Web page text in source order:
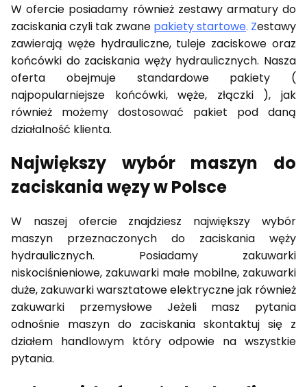
W ofercie posiadamy również zestawy armatury do
zaciskania czyli tak zwane pakiety startowe. Zestawy
zawierają węże hydrauliczne, tuleje zaciskowe oraz
końcówki do zaciskania węży hydraulicznych. Nasza
oferta obejmuje standardowe pakiety (
najpopularniejsze końcówki, węże, złączki ), jak
również możemy dostosować pakiet pod daną
działalność klienta.
Największy wybór maszyn do
zaciskania węzy w Polsce
W naszej ofercie znajdziesz największy wybór
maszyn przeznaczonych do zaciskania węży
hydraulicznych. Posiadamy zakuwarki
niskociśnieniowe, zakuwarki małe mobilne, zakuwarki
duże, zakuwarki warsztatowe elektryczne jak również
zakuwarki przemysłowe Jeżeli masz pytania
odnośnie maszyn do zaciskania skontaktuj się z
działem handlowym który odpowie na wszystkie
pytania.